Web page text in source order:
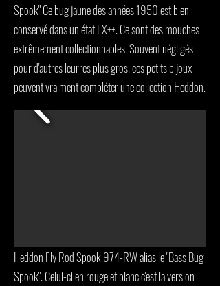
Spook" Ce bug jaune des années 1950 est bien
conservé dans un état EX++. Ce sont des mouches
extrêmement collectionnables. Souvent négligés
pour d'autres leurres plus gros, ces petits bijoux
peuvent vraiment compléter une collection Heddon.
Heddon Fly Rod Spook 974-RW alias le "Bass Bug
Spook". Celui-ci en rouge et blanc c'est la version